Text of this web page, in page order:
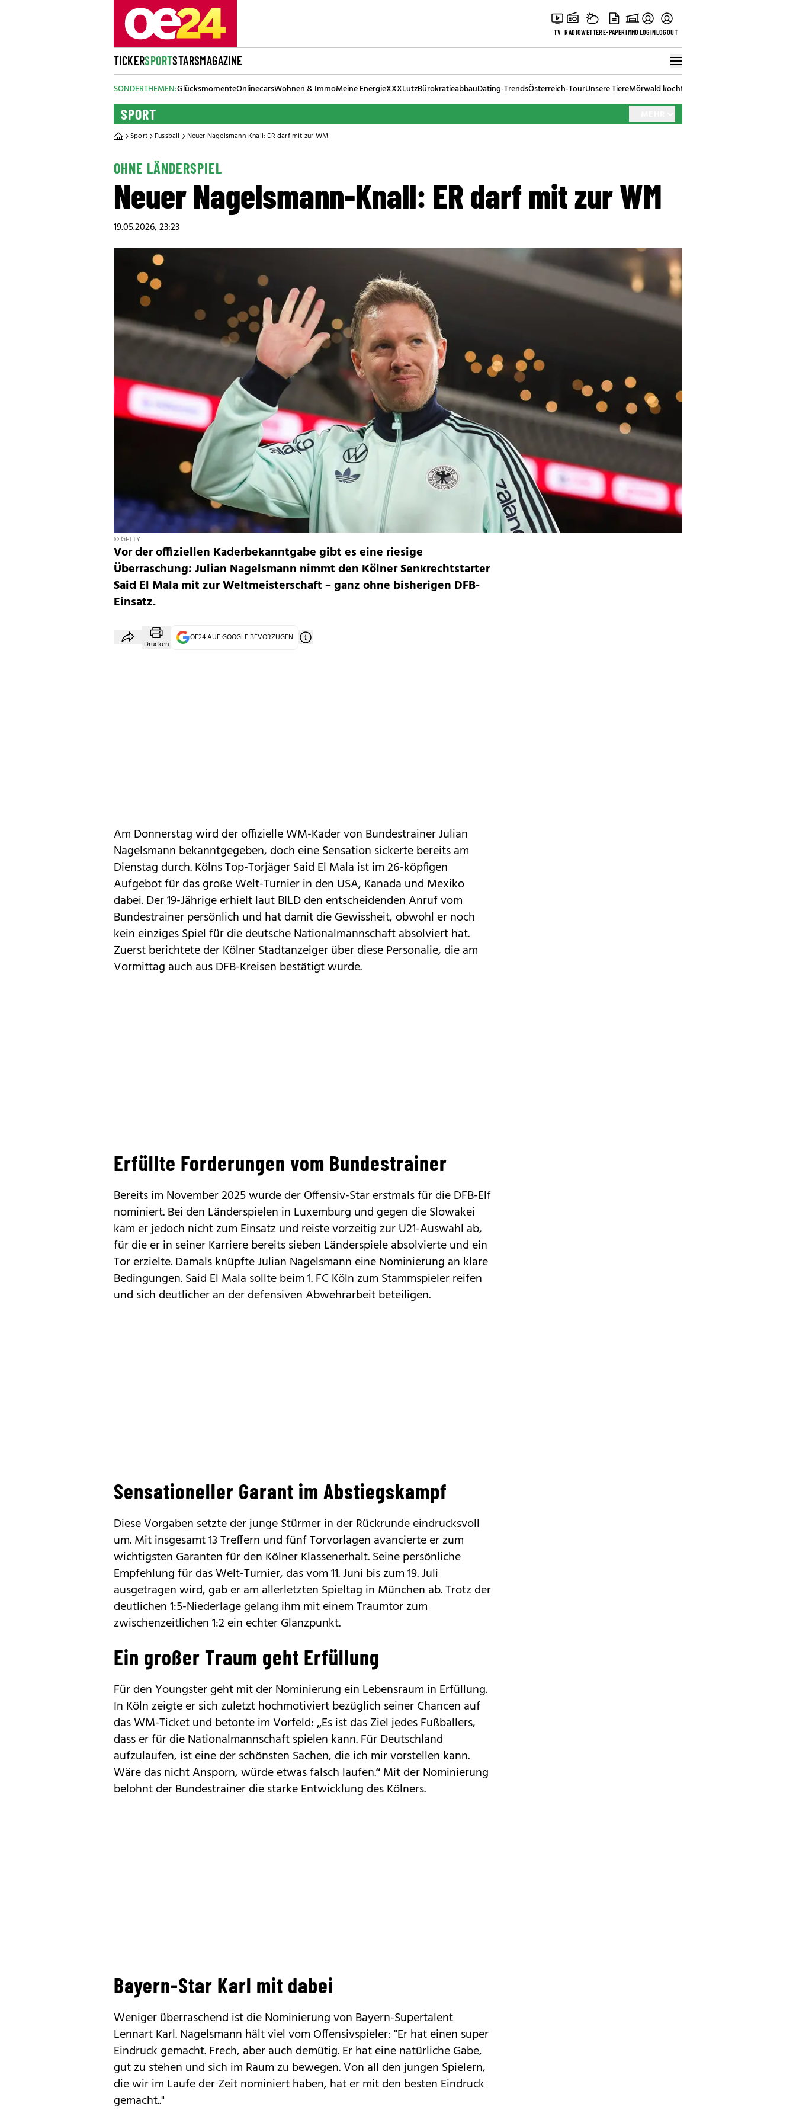
TV RADIOWETTERE-PAPERIMMOLOGINLOGOUT
TICKERSPORTSTARSMAGAZINE
SONDERTHEMEN:GlücksmomenteOnlinecarsWohnen & ImmoMeine EnergieXXXLutzBürokratieabbauDating-TrendsÖsterreich-TourUnsere TiereMörwald kocht
SPORT
Sport Fussball Neuer Nagelsmann-Knall: ER darf mit zur WM
OHNE LÄNDERSPIEL
Neuer Nagelsmann-Knall: ER darf mit zur WM
19.05.2026, 23:23
© GETTY
Vor der offiziellen Kaderbekanntgabe gibt es eine riesige
Überraschung: Julian Nagelsmann nimmt den Kölner Senkrechtstarter
Said El Mala mit zur Weltmeisterschaft – ganz ohne bisherigen DFB-
Einsatz.
Drucken
OE24 AUF GOOGLE BEVORZUGEN
Am Donnerstag wird der offizielle WM-Kader von Bundestrainer Julian
Nagelsmann bekanntgegeben, doch eine Sensation sickerte bereits am
Dienstag durch. Kölns Top-Torjäger Said El Mala ist im 26-köpfigen
Aufgebot für das große Welt-Turnier in den USA, Kanada und Mexiko
dabei. Der 19-Jährige erhielt laut BILD den entscheidenden Anruf vom
Bundestrainer persönlich und hat damit die Gewissheit, obwohl er noch
kein einziges Spiel für die deutsche Nationalmannschaft absolviert hat.
Zuerst berichtete der Kölner Stadtanzeiger über diese Personalie, die am
Vormittag auch aus DFB-Kreisen bestätigt wurde.
Erfüllte Forderungen vom Bundestrainer
Bereits im November 2025 wurde der Offensiv-Star erstmals für die DFB-Elf
nominiert. Bei den Länderspielen in Luxemburg und gegen die Slowakei
kam er jedoch nicht zum Einsatz und reiste vorzeitig zur U21-Auswahl ab,
für die er in seiner Karriere bereits sieben Länderspiele absolvierte und ein
Tor erzielte. Damals knüpfte Julian Nagelsmann eine Nominierung an klare
Bedingungen. Said El Mala sollte beim 1. FC Köln zum Stammspieler reifen
und sich deutlicher an der defensiven Abwehrarbeit beteiligen.
Sensationeller Garant im Abstiegskampf
Diese Vorgaben setzte der junge Stürmer in der Rückrunde eindrucksvoll
um. Mit insgesamt 13 Treffern und fünf Torvorlagen avancierte er zum
wichtigsten Garanten für den Kölner Klassenerhalt. Seine persönliche
Empfehlung für das Welt-Turnier, das vom 11. Juni bis zum 19. Juli
ausgetragen wird, gab er am allerletzten Spieltag in München ab. Trotz der
deutlichen 1:5-Niederlage gelang ihm mit einem Traumtor zum
zwischenzeitlichen 1:2 ein echter Glanzpunkt.
Ein großer Traum geht Erfüllung
Für den Youngster geht mit der Nominierung ein Lebensraum in Erfüllung.
In Köln zeigte er sich zuletzt hochmotiviert bezüglich seiner Chancen auf
das WM-Ticket und betonte im Vorfeld: „Es ist das Ziel jedes Fußballers,
dass er für die Nationalmannschaft spielen kann. Für Deutschland
aufzulaufen, ist eine der schönsten Sachen, die ich mir vorstellen kann.
Wäre das nicht Ansporn, würde etwas falsch laufen.“ Mit der Nominierung
belohnt der Bundestrainer die starke Entwicklung des Kölners.
Bayern-Star Karl mit dabei
Weniger überraschend ist die Nominierung von Bayern-Supertalent
Lennart Karl. Nagelsmann hält viel vom Offensivspieler: "Er hat einen super
Eindruck gemacht. Frech, aber auch demütig. Er hat eine natürliche Gabe,
gut zu stehen und sich im Raum zu bewegen. Von all den jungen Spielern,
die wir im Laufe der Zeit nominiert haben, hat er mit den besten Eindruck
gemacht.."